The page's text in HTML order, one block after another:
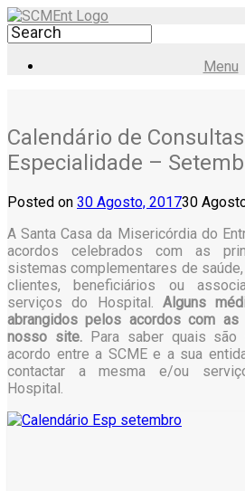
Menu
Calendário de
Especialidade –
Posted on 30 Agosto, 201730
A Santa Casa da Misericórdia do
acordos celebrados com as
sistemas complementares de
clientes, beneficiários ou
serviços do Hospital. Alguns
abrangidos pelos acordos com
nosso site.Para saber quais são
acordo entre a SCME e a sua
contactar a mesma e/ou
Hospital.